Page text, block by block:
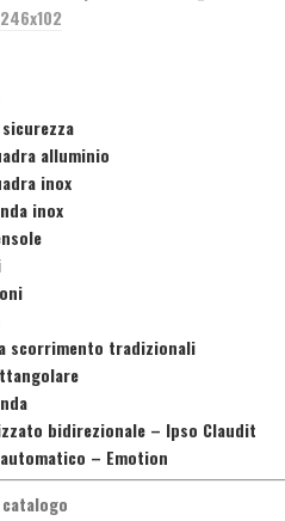
alluminio
inox
inox
scorrimento tradizionali
bidirezionale – Ipso Claudit
– Emotion